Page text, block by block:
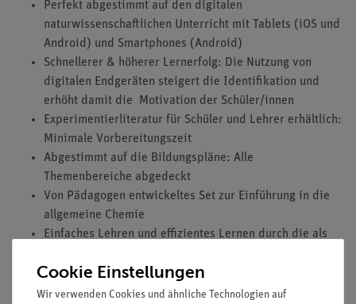
Perfekt abgestimmt auf den digitalen
naturwissenschaftlichen Unterricht mit Tablets (iOS und
Android) und Smartphones (Android)
Schnellerer & höherer Lernerfolg: Die Nutzung von
digitalen Endgeräten steigert die Identifikation und
erhöht damit die Motivation der Schüler/innen
Experimentierliteratur für Schüler und Lehrer erhältlich:
Minimale Vorbereitungszeit
Abgestimmt auf die Bildungspläne: Alle
Themenbereiche abgedeckt
Von Pädagogen entwickeltes Set zur Einführung in die
allgemeine Chemie
Einfaches Lehren und effizientes Lernen durch die als
Cookie Einstellungen
Wir verwenden Cookies und ähnliche Technologien auf